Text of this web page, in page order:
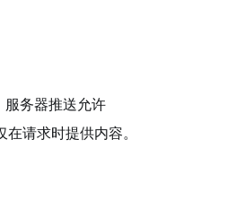
服务器推送允许
请求时提供内容。